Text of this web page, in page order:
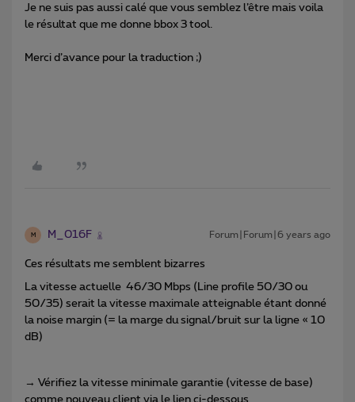
Je ne suis pas aussi calé que vous semblez l’être mais voila
le résultat que me donne bbox 3 tool.
Merci d’avance pour la traduction ;)
M M_016F Forum|Forum|6 years ago
Ces résultats me semblent bizarres
La vitesse actuelle 46/30 Mbps (Line profile 50/30 ou
50/35) serait la vitesse maximale atteignable étant donné
la noise margin (= la marge du signal/bruit sur la ligne « 10
dB)
→ Vérifiez la vitesse minimale garantie (vitesse de base)